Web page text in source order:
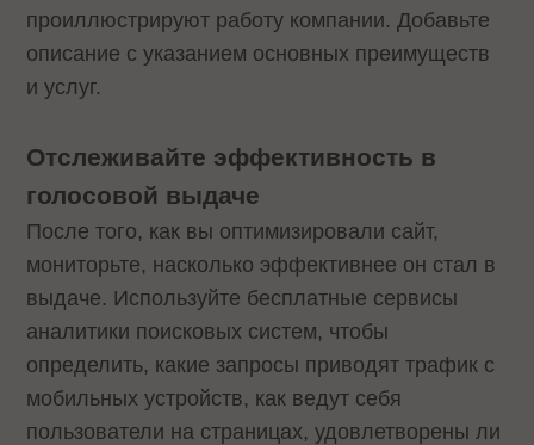
проиллюстрируют работу компании. Добавьте
описание с указанием основных преимуществ
и услуг.
Отслеживайте эффективность в
голосовой выдаче
После того, как вы оптимизировали сайт,
мониторьте, насколько эффективнее он стал в
выдаче. Используйте бесплатные сервисы
аналитики поисковых систем, чтобы
определить, какие запросы приводят трафик с
мобильных устройств, как ведут себя
пользователи на страницах, удовлетворены ли